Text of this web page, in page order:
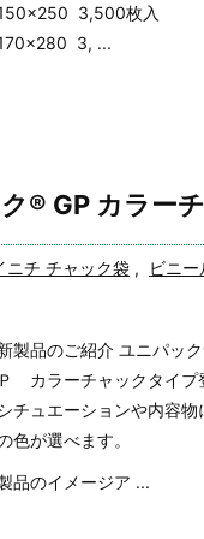
3,500枚入
3, ...
® GP カラー
ニチ チャック袋 , ビニ
製品のご紹介 ユニパッ
Ｐ カラーチャックタイプ
チュエーションや内容
色が選べます。
品のイメージア ...